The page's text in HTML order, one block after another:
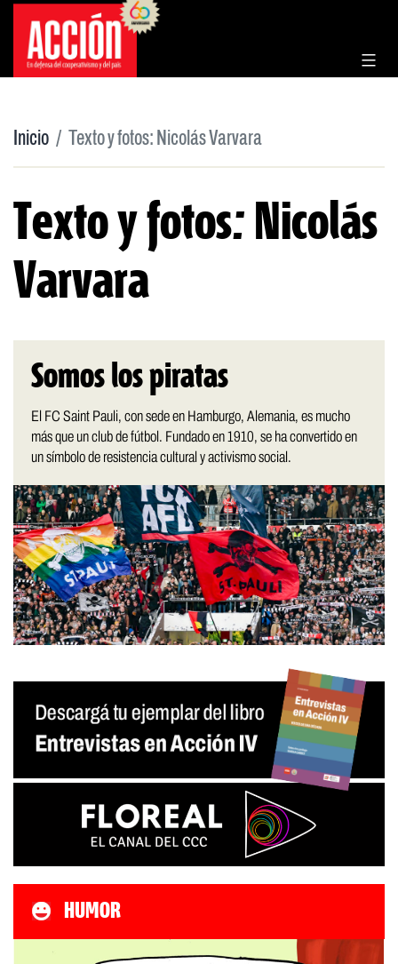
Saltar
contenido
Inicio Texto y fotos: Nicolás Varvara
Texto y fotos: Nicolás
Varvara
Somos los piratas
El FC Saint Pauli, con sede en Hamburgo, Alemania, es mucho
más que un club de fútbol. Fundado en 1910, se ha convertido en
un símbolo de resistencia cultural y activismo social.
HUMOR